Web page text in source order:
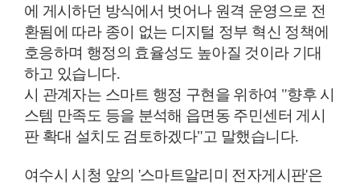
에 게시하던 방식에서 벗어나 원격 운영으로 전
환됨에 따라 종이 없는 디지털 정부 혁신 정책에
호응하며 행정의 효율성도 높아질 것이라 기대
하고 있습니다.
시 관계자는 스마트 행정 구현을 위하여 "향후 시
스템 만족도 등을 분석해 읍면동 주민센터 게시
판 확대 설치도 검토하겠다"고 말했습니다.
여수시 시청 앞의 '스마트알리미 전자게시판'은